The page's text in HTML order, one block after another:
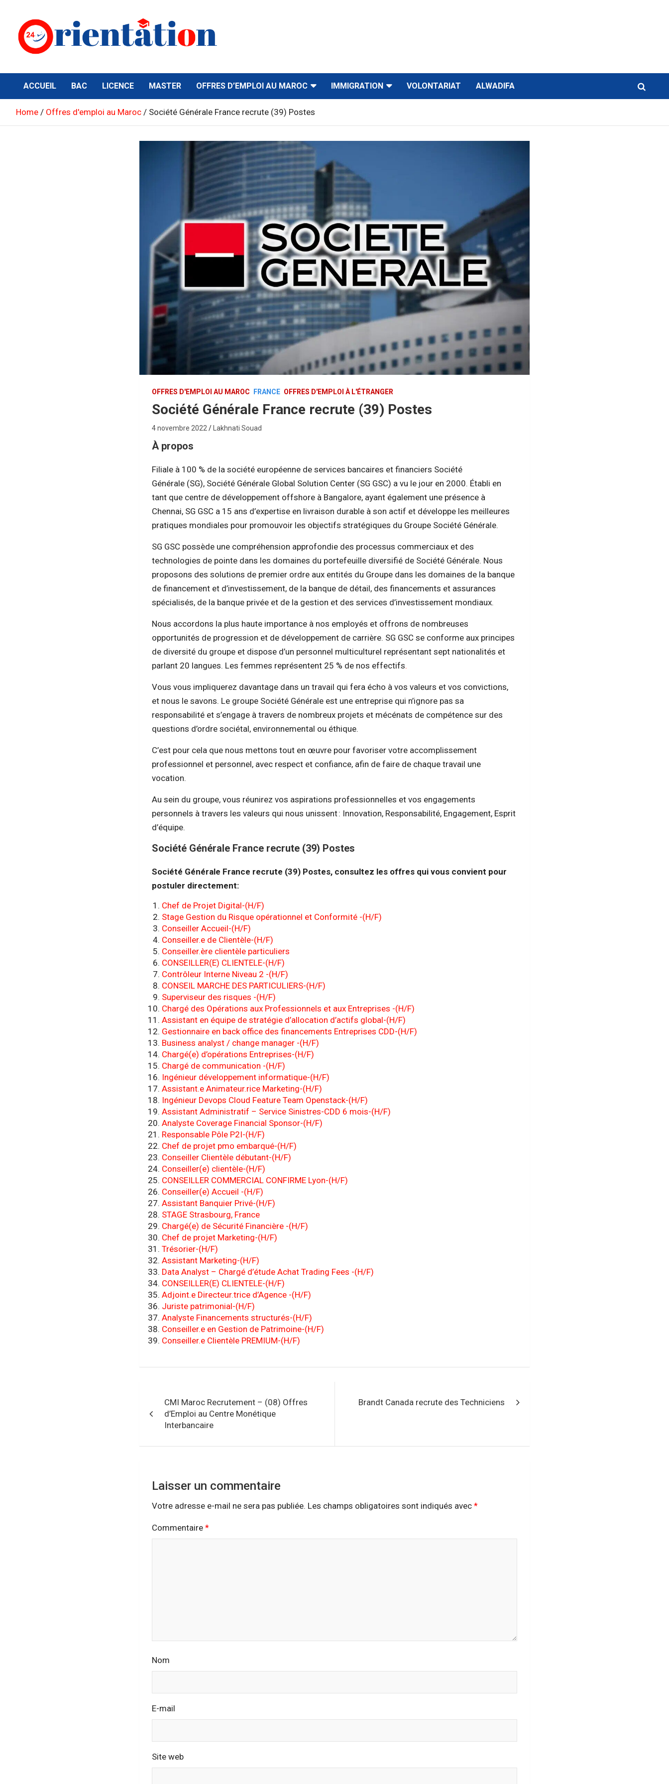
content
Orientation24
ACCUEIL BAC LICENCE MASTER OFFRES D’EMPLOI AU MAROC IMMIGRATION VOLONTARIAT ALWADIFA
Home Offres d'emploi au Maroc Société Générale France recrute (39) Postes
OFFRES D'EMPLOI AU MAROC FRANCE OFFRES D'EMPLOI À L'ÉTRANGER
Société Générale France recrute (39) Postes
4 novembre 2022 Lakhnati Souad
À propos
Filiale à 100 % de la société européenne de services bancaires et financiers Société
Générale (SG), Société Générale Global Solution Center (SG GSC) a vu le jour en 2000. Établi en
tant que centre de développement offshore à Bangalore, ayant également une présence à
Chennai, SG GSC a 15 ans d’expertise en livraison durable à son actif et développe les meilleures
pratiques mondiales pour promouvoir les objectifs stratégiques du Groupe Société Générale.
SG GSC possède une compréhension approfondie des processus commerciaux et des
technologies de pointe dans les domaines du portefeuille diversifié de Société Générale. Nous
proposons des solutions de premier ordre aux entités du Groupe dans les domaines de la banque
de financement et d’investissement, de la banque de détail, des financements et assurances
spécialisés, de la banque privée et de la gestion et des services d’investissement mondiaux.
Nous accordons la plus haute importance à nos employés et offrons de nombreuses
opportunités de progression et de développement de carrière. SG GSC se conforme aux principes
de diversité du groupe et dispose d’un personnel multiculturel représentant sept nationalités et
parlant 20 langues. Les femmes représentent 25 % de nos effectifs.
Vous vous impliquerez davantage dans un travail qui fera écho à vos valeurs et vos convictions,
et nous le savons. Le groupe Société Générale est une entreprise qui n’ignore pas sa
responsabilité et s’engage à travers de nombreux projets et mécénats de compétence sur des
questions d’ordre sociétal, environnemental ou éthique.
C’est pour cela que nous mettons tout en œuvre pour favoriser votre accomplissement
professionnel et personnel, avec respect et confiance, afin de faire de chaque travail une
vocation.
Au sein du groupe, vous réunirez vos aspirations professionnelles et vos engagements
personnels à travers les valeurs qui nous unissent : Innovation, Responsabilité, Engagement, Esprit
d’équipe.
Société Générale France recrute (39) Postes
Société Générale France recrute (39) Postes, consultez les offres qui vous convient pour
postuler directement:
Chef de Projet Digital-(H/F)
Stage Gestion du Risque opérationnel et Conformité -(H/F)
Conseiller Accueil-(H/F)
Conseiller.e de Clientèle-(H/F)
Conseiller.ère clientèle particuliers
CONSEILLER(E) CLIENTELE-(H/F)
Contrôleur Interne Niveau 2 -(H/F)
CONSEIL MARCHE DES PARTICULIERS-(H/F)
Superviseur des risques -(H/F)
Chargé des Opérations aux Professionnels et aux Entreprises -(H/F)
Assistant en équipe de stratégie d’allocation d’actifs global-(H/F)
Gestionnaire en back office des financements Entreprises CDD-(H/F)
Business analyst / change manager -(H/F)
Chargé(e) d’opérations Entreprises-(H/F)
Chargé de communication -(H/F)
Ingénieur développement informatique-(H/F)
Assistant.e Animateur.rice Marketing-(H/F)
Ingénieur Devops Cloud Feature Team Openstack-(H/F)
Assistant Administratif – Service Sinistres-CDD 6 mois-(H/F)
Analyste Coverage Financial Sponsor-(H/F)
Responsable Pôle P2I-(H/F)
Chef de projet pmo embarqué-(H/F)
Conseiller Clientèle débutant-(H/F)
Conseiller(e) clientèle-(H/F)
CONSEILLER COMMERCIAL CONFIRME Lyon-(H/F)
Conseiller(e) Accueil -(H/F)
Assistant Banquier Privé-(H/F)
STAGE Strasbourg, France
Chargé(e) de Sécurité Financière -(H/F)
Chef de projet Marketing-(H/F)
Trésorier-(H/F)
Assistant Marketing-(H/F)
Data Analyst – Chargé d’étude Achat Trading Fees -(H/F)
CONSEILLER(E) CLIENTELE-(H/F)
Adjoint.e Directeur.trice d’Agence -(H/F)
Juriste patrimonial-(H/F)
Analyste Financements structurés-(H/F)
Conseiller.e en Gestion de Patrimoine-(H/F)
Conseiller.e Clientèle PREMIUM-(H/F)
de
l’article
CMI Maroc Recrutement – (08) Offres
d’Emploi au Centre Monétique
Interbancaire
Brandt Canada recrute des Techniciens
Laisser un commentaire
Votre adresse e-mail ne sera pas publiée. Les champs obligatoires sont indiqués avec*
Commentaire*
Nom
E-mail
Site web